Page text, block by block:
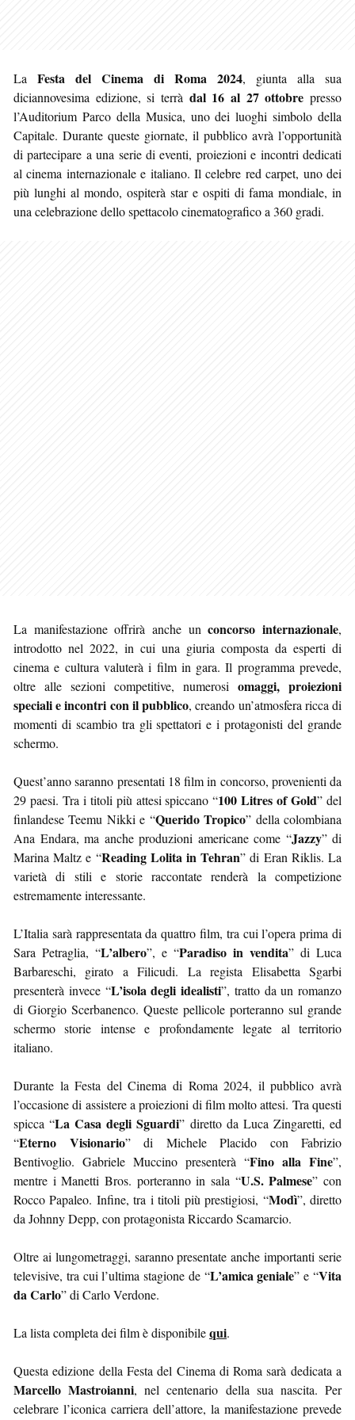
La Festa del Cinema di Roma 2024, giunta alla sua
diciannovesima edizione, si terrà dal 16 al 27 ottobre presso
l’Auditorium Parco della Musica, uno dei luoghi simbolo della
Capitale. Durante queste giornate, il pubblico avrà l’opportunità
di partecipare a una serie di eventi, proiezioni e incontri dedicati
al cinema internazionale e italiano. Il celebre red carpet, uno dei
più lunghi al mondo, ospiterà star e ospiti di fama mondiale, in
una celebrazione dello spettacolo cinematografico a 360 gradi.
La manifestazione offrirà anche unconcorso internazionale,
introdotto nel 2022, in cui una giuria composta da esperti di
cinema e cultura valuterà i film in gara. Il programma prevede,
oltre alle sezioni competitive, numerosi omaggi, proiezioni
speciali e incontri con il pubblico, creando un’atmosfera ricca di
momenti di scambio tra gli spettatori e i protagonisti del grande
schermo.
Quest’anno saranno presentati 18 film in concorso, provenienti da
29 paesi. Tra i titoli più attesi spiccano “100 Litres of Gold” del
finlandese Teemu Nikki e “Querido Tropico” della colombiana
Ana Endara, ma anche produzioni americane come “Jazzy” di
Marina Maltz e “Reading Lolita in Tehran” di Eran Riklis. La
varietà di stili e storie raccontate renderà la competizione
estremamente interessante.
L’Italia sarà rappresentata da quattro film, tra cui l’opera prima di
Sara Petraglia, “L’albero”, e “Paradiso in vendita” di Luca
Barbareschi, girato a Filicudi. La regista Elisabetta Sgarbi
presenterà invece “L’isola degli idealisti”, tratto da un romanzo
di Giorgio Scerbanenco. Queste pellicole porteranno sul grande
schermo storie intense e profondamente legate al territorio
italiano.
Durante la Festa del Cinema di Roma 2024, il pubblico avrà
l’occasione di assistere a proiezioni di film molto attesi. Tra questi
spicca “La Casa degli Sguardi” diretto da Luca Zingaretti, ed
“Eterno Visionario” di Michele Placido con Fabrizio
Bentivoglio. Gabriele Muccino presenterà “Fino alla Fine”,
mentre i Manetti Bros. porteranno in sala “U.S. Palmese” con
Rocco Papaleo. Infine, tra i titoli più prestigiosi, “Modì”, diretto
da Johnny Depp, con protagonista Riccardo Scamarcio.
Oltre ai lungometraggi, saranno presentate anche importanti serie
televisive, tra cui l’ultima stagione de “L’amica geniale” e “Vita
da Carlo” di Carlo Verdone.
La lista completa dei film è disponibilequi.
Questa edizione della Festa del Cinema di Roma sarà dedicata a
Marcello Mastroianni, nel centenario della sua nascita. Per
celebrare l’iconica carriera dell’attore, la manifestazione prevede